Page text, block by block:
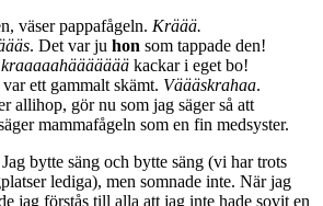
väser pappafågeln. Kräää.
. Det var ju hon som tappade den!
kraaaaahäääääää kackar i eget bo!
ett gammalt skämt. Väääskrahaa.
allihop, gör nu som jag säger så att
mammafågeln som en fin medsyster.
bytte säng och bytte säng (vi har trots
lediga), men somnade inte. När jag
jag förstås till alla att jag inte hade sovit en